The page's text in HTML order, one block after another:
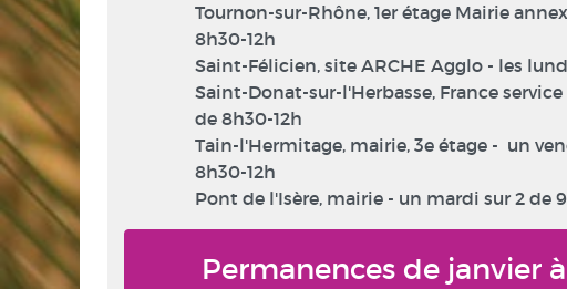
Tournon-sur-Rhône, 1er étage Mairie
8h30-12h
Saint-Félicien, site ARCHE Agglo - les
Saint-Donat-sur-l'Herbasse, France
de 8h30-12h
Tain-l'Hermitage, mairie, 3e étage - un
8h30-12h
Pont de l'Isère, mairie - un mardi sur 2 de
Permanences de janvier